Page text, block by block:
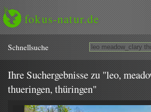
fokus-natur.de
Schnell­suche
Ihre Suchergebnisse zu "leo,
thueringen, thüringen"